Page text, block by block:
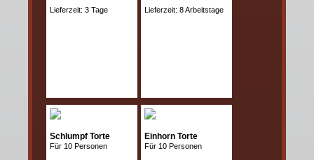
Lieferzeit: 3 Tage Lieferzeit: 8 Arbeitstage
Schlumpf Torte
Für 10 Personen
Einhorn Torte
Für 10 Personen